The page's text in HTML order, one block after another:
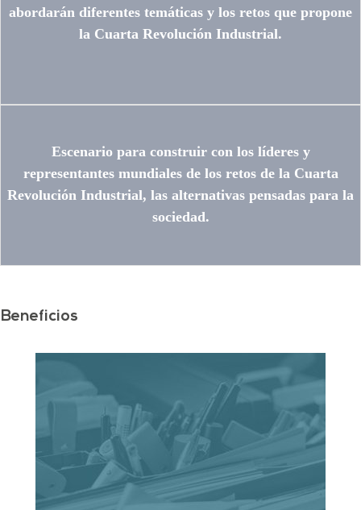
abordarán diferentes temáticas y los retos que propone
la Cuarta Revolución Industrial.
Escenario para construir con los líderes y
representantes mundiales de los retos de la Cuarta
Revolución Industrial, las alternativas pensadas para la
sociedad.
Beneficios